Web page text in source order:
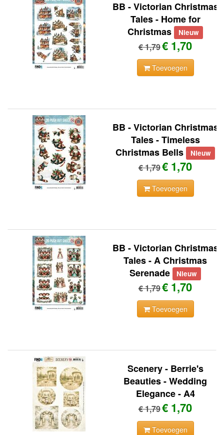
BB - Victorian Christmas
Tales - Home for
Christmas Nieuw
€ 1,79€ 1,70
Toevoegen
BB - Victorian Christmas
Tales - Timeless
Christmas Bells Nieuw
€ 1,79€ 1,70
Toevoegen
BB - Victorian Christmas
Tales - A Christmas
Serenade
Nieuw
€ 1,79€ 1,70
Toevoegen
Scenery - Berrie's
Beauties - Wedding
Elegance - A4
€ 1,79€ 1,70
Toevoegen